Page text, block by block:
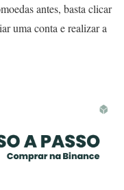
antes, basta clicar
uma conta e realizar a